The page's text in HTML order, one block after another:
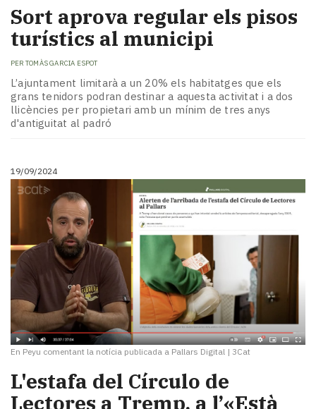
Sort aprova regular els pisos
turístics al municipi
PER TOMÀS GARCIA ESPOT
L’ajuntament limitarà a un 20% els habitatges que els
grans tenidors podran destinar a aquesta activitat i a dos
llicències per propietari amb un mínim de tres anys
d'antiguitat al padró
19/09/2024
En Peyu comentant la notícia publicada a Pallars Digital | 3Cat
L'estafa del Círculo de
Lectores a Tremp, a l’«Està